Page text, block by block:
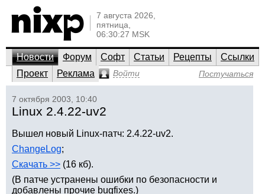
7 августа 2026,
пятница,
06:30:27 MSK
Новости Форум Софт Статьи Рецепты
Ссылки
Проект
Реклама Войти Постучаться
7 октября 2003, 10:40
Linux 2.4.22-uv2
Вышел новый Linux-патч: 2.4.22-uv2.
ChangeLog;
Скачать >> (16 кб).
(В патче устранены ошибки по безопасности и
добавлены прочие bugfixes.)